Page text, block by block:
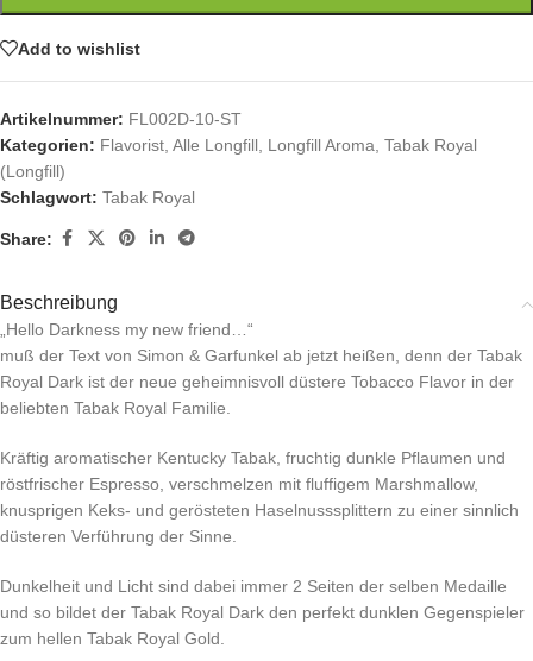
Add to wishlist
Artikelnummer: FL002D-10-ST
Kategorien: Flavorist Alle Longfill Longfill Aroma Tabak Royal
(Longfill)
Schlagwort: Tabak Royal
Share:
Beschreibung
„Hello Darkness my new friend…“
muß der Text von Simon & Garfunkel ab jetzt heißen, denn der Tabak
Royal Dark ist der neue geheimnisvoll düstere Tobacco Flavor in der
beliebten Tabak Royal Familie.
Kräftig aromatischer Kentucky Tabak, fruchtig dunkle Pflaumen und
röstfrischer Espresso, verschmelzen mit fluffigem Marshmallow,
knusprigen Keks- und gerösteten Haselnusssplittern zu einer sinnlich
düsteren Verführung der Sinne.
Dunkelheit und Licht sind dabei immer 2 Seiten der selben Medaille
und so bildet der Tabak Royal Dark den perfekt dunklen Gegenspieler
zum hellen Tabak Royal Gold.